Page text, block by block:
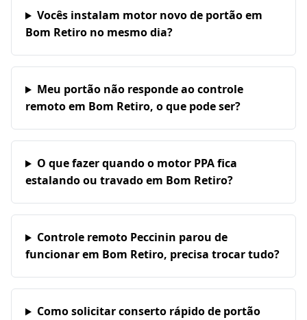
Vocês instalam motor novo de portão em
Bom Retiro no mesmo dia?
Meu portão não responde ao controle
remoto em Bom Retiro, o que pode ser?
O que fazer quando o motor PPA fica
estalando ou travado em Bom Retiro?
Controle remoto Peccinin parou de
funcionar em Bom Retiro, precisa trocar tudo?
Como solicitar conserto rápido de portão